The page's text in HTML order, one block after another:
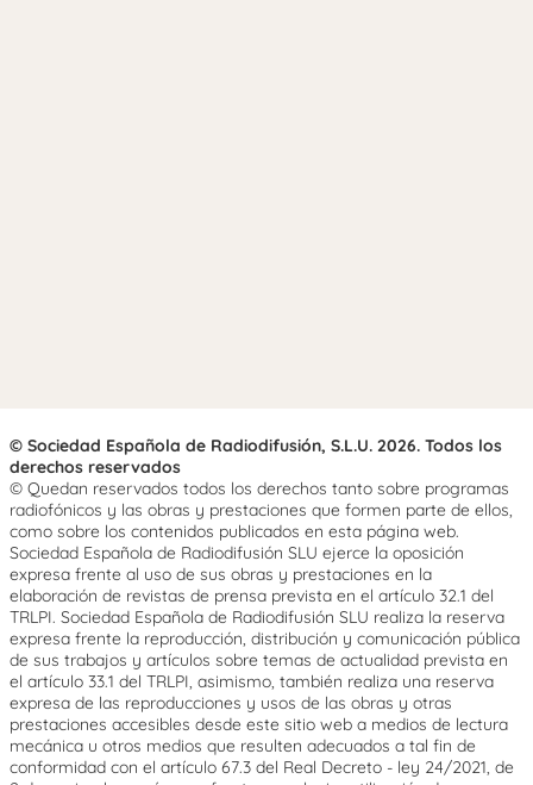
© Sociedad Española de Radiodifusión, S.L.U. 2026. Todos los
derechos reservados
© Quedan reservados todos los derechos tanto sobre programas
radiofónicos y las obras y prestaciones que formen parte de ellos,
como sobre los contenidos publicados en esta página web.
Sociedad Española de Radiodifusión SLU ejerce la oposición
expresa frente al uso de sus obras y prestaciones en la
elaboración de revistas de prensa prevista en el artículo 32.1 del
TRLPI. Sociedad Española de Radiodifusión SLU realiza la reserva
expresa frente la reproducción, distribución y comunicación pública
de sus trabajos y artículos sobre temas de actualidad prevista en
el artículo 33.1 del TRLPI, asimismo, también realiza una reserva
expresa de las reproducciones y usos de las obras y otras
prestaciones accesibles desde este sitio web a medios de lectura
mecánica u otros medios que resulten adecuados a tal fin de
conformidad con el artículo 67.3 del Real Decreto - ley 24/2021, de